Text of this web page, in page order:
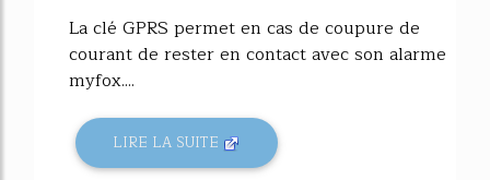
La clé GPRS permet en cas de coupure de
courant de rester en contact avec son alarme
myfox....
LIRE LA SUITE